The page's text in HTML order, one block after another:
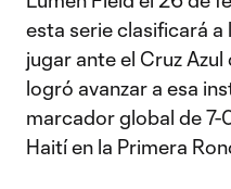
esta serie clasificará a
jugar ante el Cruz Azul
logró avanzar a esa
marcador global de 7-
Haití en la Primera